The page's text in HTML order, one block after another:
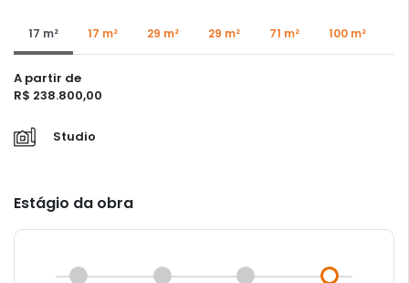
17 m² 17 m² 29 m² 29 m² 71 m² 100 m²
A partir de
R$ 238.800,00
Studio
Estágio da obra